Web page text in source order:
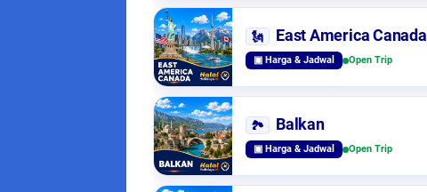
🗽 East America Canada
▣ Harga & Jadwal Open Trip
🏞️ Balkan
▣ Harga & Jadwal Open Trip